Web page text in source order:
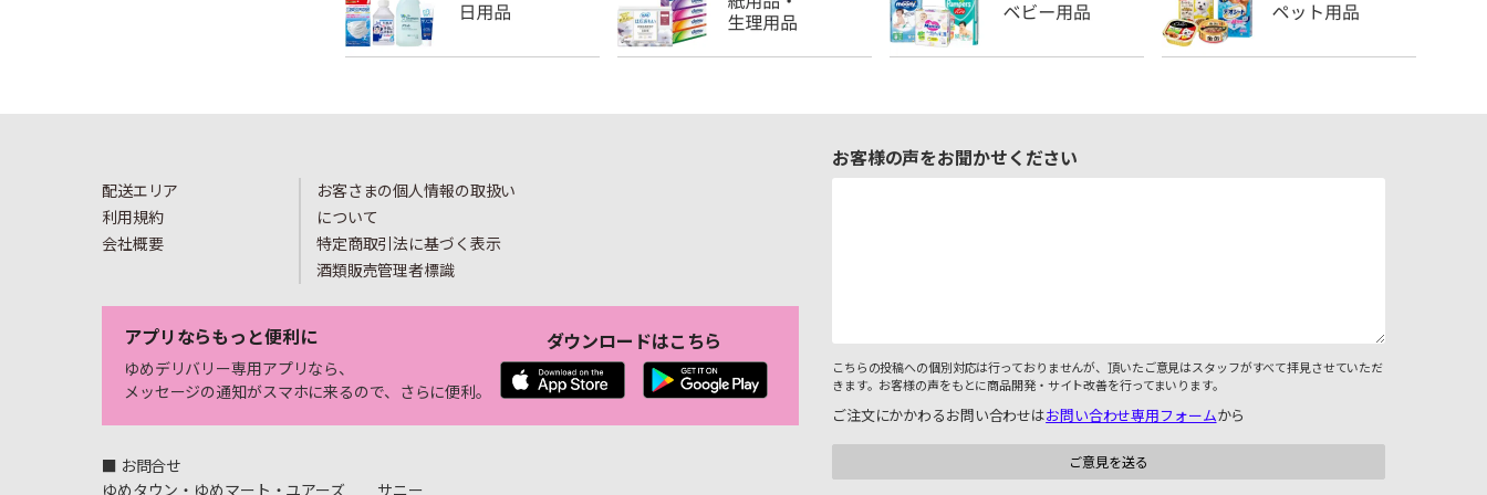
配送エリア
利用規約
会社概要
お客さまの個人情報の取扱い
について
特定商取引法に基づく表示
酒類販売管理者標識
アプリならもっと便利に
ゆめデリバリー専用アプリなら、
メッセージの通知がスマホに来るので、さらに便利。
ダウンロードはこちら
■ お問合せ
ゆめタウン・ゆめマート・ユアーズ
サニー
お客様の声をお聞かせください
こちらの投稿への個別対応は行っておりませんが、頂いたご意見はスタッフがすべて拝見させていただ
きます。お客様の声をもとに商品開発・サイト改善を行ってまいります。
ご注文にかかわるお問い合わせはお問い合わせ専用フォームから